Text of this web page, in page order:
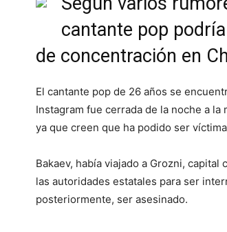
cantante pop
de concentración en
El cantante pop de 26 años se
Instagram fue cerrada de la noche a
ya que creen que ha podido ser
Bakaev, había viajado a Grozni,
las autoridades estatales para ser
posteriormente, ser asesinado.